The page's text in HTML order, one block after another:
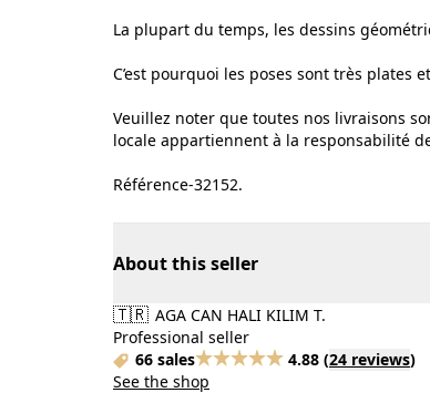
La plupart du temps, les dessins
C’est pourquoi les poses sont très plates
Veuillez noter que toutes nos livraisons
locale appartiennent à la responsabilité de
Référence-32152.
About this seller
🇹🇷 AGA CAN HALI KILIM T.
Professional seller
66 sales
4.88 (24 reviews)
See the shop